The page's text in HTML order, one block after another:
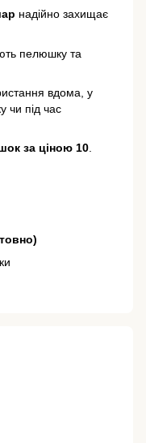
надійно захищає
пелюшку та
вдома, у
чи під час
за ціною 10.